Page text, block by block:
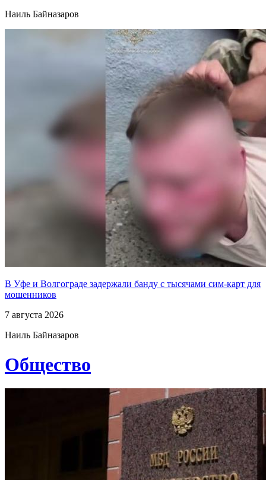
Наиль Байназаров
В Уфе и Волгограде задержали банду с тысячами сим-карт для
мошенников
7 августа 2026
Наиль Байназаров
Общество